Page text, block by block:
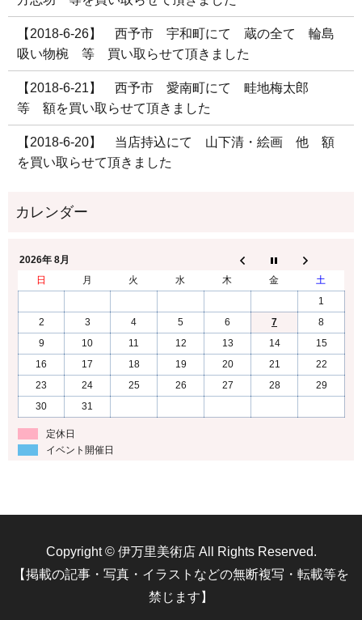
【2018-6-26】 西予市 宇和町にて 蔵の全て 輪島
吸い物椀 等 買い取らせて頂きました
【2018-6-21】 西予市 愛南町にて 畦地梅太郎
等 額を買い取らせて頂きました
【2018-6-20】 当店持込にて 山下清・絵画 他 額
を買い取らせて頂きました
2026年 8月
日
月 火 水 木 金
土
1
2
3 4 5 6 7
8
9
10 11 12 13 14
15
16
17 18 19 20 21
22
23
24 25 26 27 28
29
30
31
定休日
イベント開催日
Copyright © 伊万里美術店 All Rights Reserved.
【掲載の記事・写真・イラストなどの無断複写・転載等を
禁じます】